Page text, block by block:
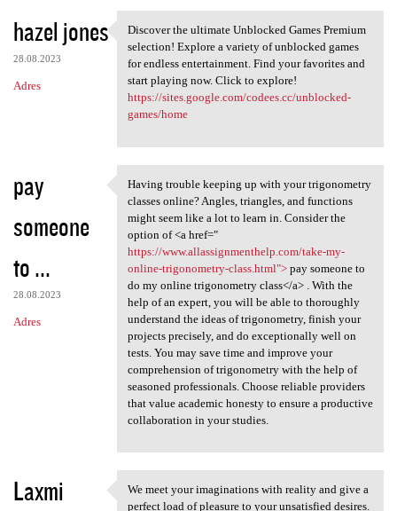
hazel jones
28.08.2023
Adres
Discover the ultimate
Discover the ultimate Unblocked Games Premium
selection! Explore a variety of unblocked games
for endless entertainment. Find your favorites and
start playing now. Click to explore!
https://sites.google.com/codees.cc/unblocked-
games/home
pay
someone
to ...
28.08.2023
Adres
Having trouble keeping up
Having trouble keeping up with your trigonometry
classes online? Angles, triangles, and functions
might seem like a lot to learn in. Consider the
option of <a href="
https://www.allassignmenthelp.com/take-my-
online-trigonometry-class.html">pay someone to
do my online trigonometry class</a> . With the
help of an expert, you will be able to thoroughly
understand the ideas of trigonometry, finish your
projects precisely, and do exceptionally well on
tests. You may save time and improve your
comprehension of trigonometry with the help of
seasoned professionals. Choose reliable providers
that value academic honesty to ensure a productive
collaboration in your studies.
Laxmi We meet your imaginations
We meet your imaginations with reality and give a
perfect load of pleasure to your unsatisfied desires.